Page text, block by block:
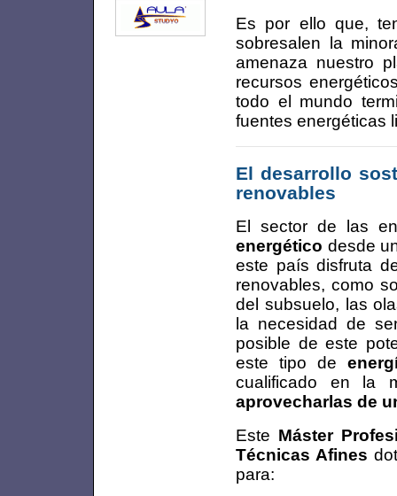
Es por ello que,
sobresalen la
amenaza nuestro
recursos
todo el mundo
fuentes energéticas
El desarrollo
renovables
El sector de las
energético desde
este país disfruta
renovables, como
del subsuelo, las
la necesidad de
posible de este
este tipo de
cualificado en la
aprovecharlas de
Este Máster
Técnicas Afines
para: